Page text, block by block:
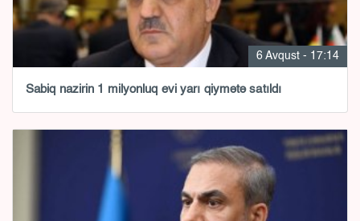
6 Avqust - 17:14
Sabiq nazirin 1 milyonluq evi yarı qiymətə satıldı